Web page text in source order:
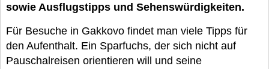
sowie Ausflugstipps und Sehenswürdigkeiten.
Für Besuche in Gakkovo findet man viele Tipps für
den Aufenthalt. Ein Sparfuchs, der sich nicht auf
Pauschalreisen orientieren will und seine